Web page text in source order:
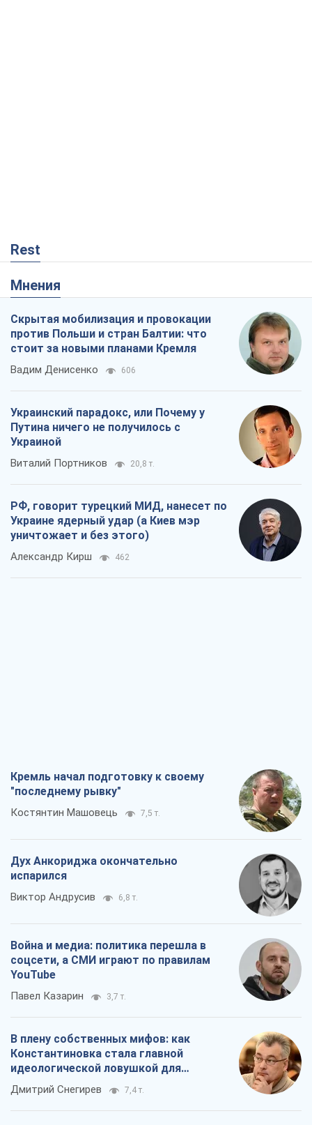
Rest
Мнения
Скрытая мобилизация и провокации
против Польши и стран Балтии: что
стоит за новыми планами Кремля
Вадим Денисенко 606
Украинский парадокс, или Почему у
Путина ничего не получилось с
Украиной
Виталий Портников 20,8 т.
РФ, говорит турецкий МИД, нанесет по
Украине ядерный удар (а Киев мэр
уничтожает и без этого)
Александр Кирш 462
Кремль начал подготовку к своему
"последнему рывку"
Костянтин Машовець 7,5 т.
Дух Анкориджа окончательно
испарился
Виктор Андрусив 6,8 т.
Война и медиа: политика перешла в
соцсети, а СМИ играют по правилам
YouTube
Павел Казарин 3,7 т.
В плену собственных мифов: как
Константиновка стала главной
идеологической ловушкой для
российских оккупантов
Дмитрий Снегирев 7,4 т.